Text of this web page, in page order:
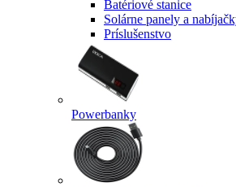
Batériové stanice
Solárne panely a
Príslušenstvo
Powerbanky